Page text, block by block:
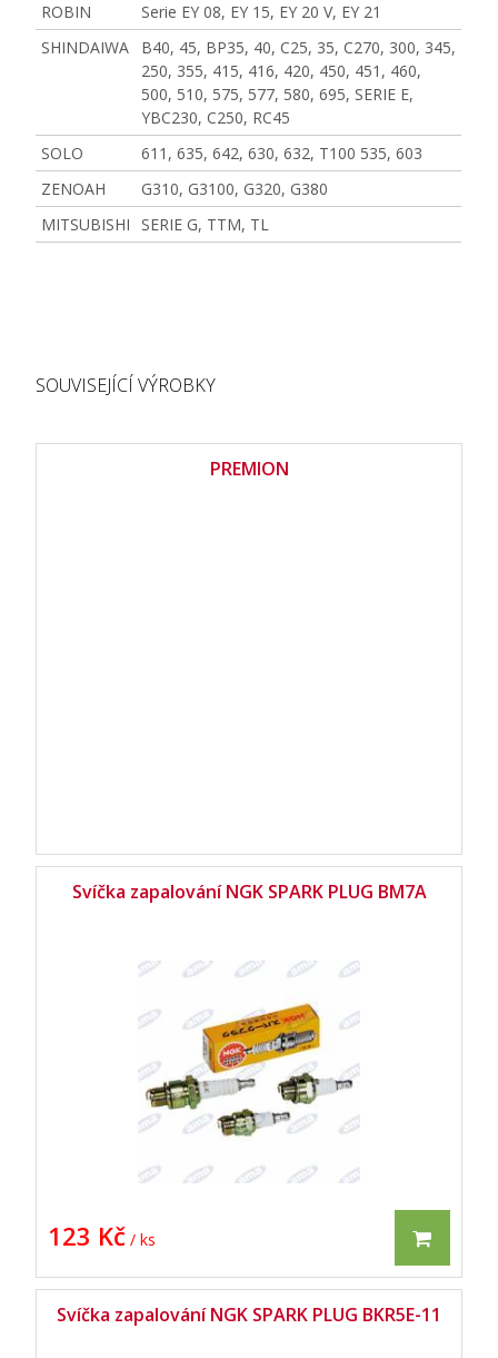
ROBIN
Serie EY 08, EY 15, EY 20 V, EY 21
SHINDAIWA
B40, 45, BP35, 40, C25, 35, C270, 300, 345,
250, 355, 415, 416, 420, 450, 451, 460,
500, 510, 575, 577, 580, 695, SERIE E,
YBC230, C250, RC45
SOLO
611, 635, 642, 630, 632, T100 535, 603
ZENOAH
G310, G3100, G320, G380
MITSUBISHI
SERIE G, TTM, TL
SOUVISEJÍCÍ VÝROBKY
PREMION
Svíčka zapalování NGK SPARK PLUG BM7A
123 Kč / ks
Svíčka zapalování NGK SPARK PLUG BKR5E-11